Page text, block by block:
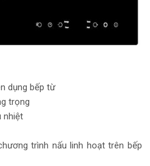
bếp từ
trọng
trình nấu linh hoạt trên bếp